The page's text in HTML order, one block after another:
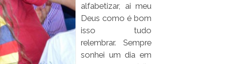
alfabetizar, ai meu
Deus como é bom
isso tudo
relembrar. Sempre
sonhei um dia em